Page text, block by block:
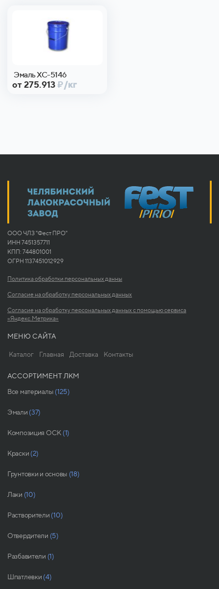
Эмаль ХС-5146
от 275.913 ₽/кг
ООО ЧЛЗ "Фест ПРО"
ИНН 7451357711
КПП: 744801001
ОГРН 1137451012929
Политика обработки персональных данны
Согласие на обработку персональных данных
Согласие на обработку персональных данных с помощью сервиса
«Яндекс.Метрика»
МЕНЮ САЙТА
Каталог Главная Доставка Контакты
АССОРТИМЕНТ ЛКМ
Все материалы (125)
Эмали (37)
Композиция ОСК (1)
Краски (2)
Грунтовки и основы (18)
Лаки (10)
Растворители (10)
Отвердители (5)
Разбавители (1)
Шпатлевки (4)